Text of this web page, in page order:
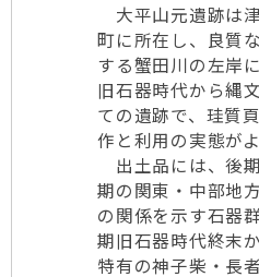
大平山元遺跡は
町に所在し、良質
する蟹田川の左岸
旧石器時代から縄
ての遺跡で、珪質
作と利用の実態が
出土品には、後
期の関東・中部地
の関係を示す石器
期旧石器時代終末
特有の神子柴・長